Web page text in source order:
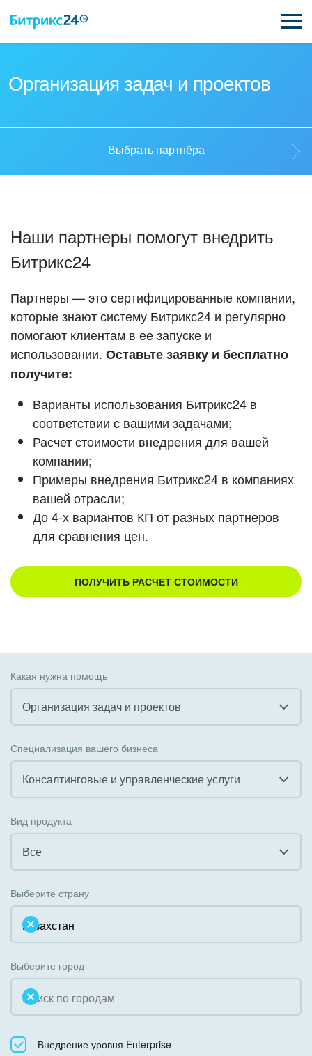
ПОЛУЧИТЬ БЕСПЛАТНО
ВХОД
ВХОД
Организация задач и проектов
Стать партнёром
Кейсы партнеров
Смотреть видеокейсы
Выбрать партнёра
Наши партнеры помогут внедрить
Битрикс24
Партнеры — это сертифицированные компании,
которые знают систему Битрикс24 и регулярно
помогают клиентам в ее запуске и
использовании. Оставьте заявку и бесплатно
получите:
Варианты использования Битрикс24 в
соответствии с вашими задачами;
Расчет стоимости внедрения для вашей
компании;
Примеры внедрения Битрикс24 в компаниях
вашей отрасли;
До 4-х вариантов КП от разных партнеров
для сравнения цен.
ПОЛУЧИТЬ РАСЧЕТ СТОИМОСТИ
Какая нужна помощь
Организация задач и проектов
Внедрение КЭДО
Интеграция с 1С
Внедрение Бизнес-процессов
Системное администрирование
Интернет-магазин и CRM
Крупные корпоративные внедрения
Внедрение для медицины
Специализация вашего бизнеса
Консалтинговые и управленческие услуги
Государственные организации
Коммунальные услуги, ЖКХ
Некоммерческие, религиозные организации,
Недвижимость, риэлтерские компании
Образование, наука
Общественно-политические организации
Вид продукта
Все
Облачный Битрикс24
Коробочная версия
Выберите страну
Выберите город
Внедрение уровня Enterprise